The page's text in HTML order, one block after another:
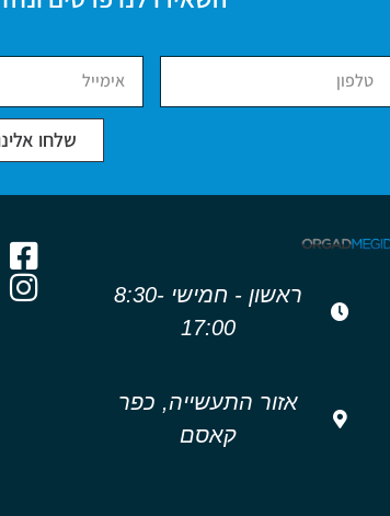
שלחו
ראשון - חמישי 8:30-
17:00
אזור התעשייה, כפר
קאסם